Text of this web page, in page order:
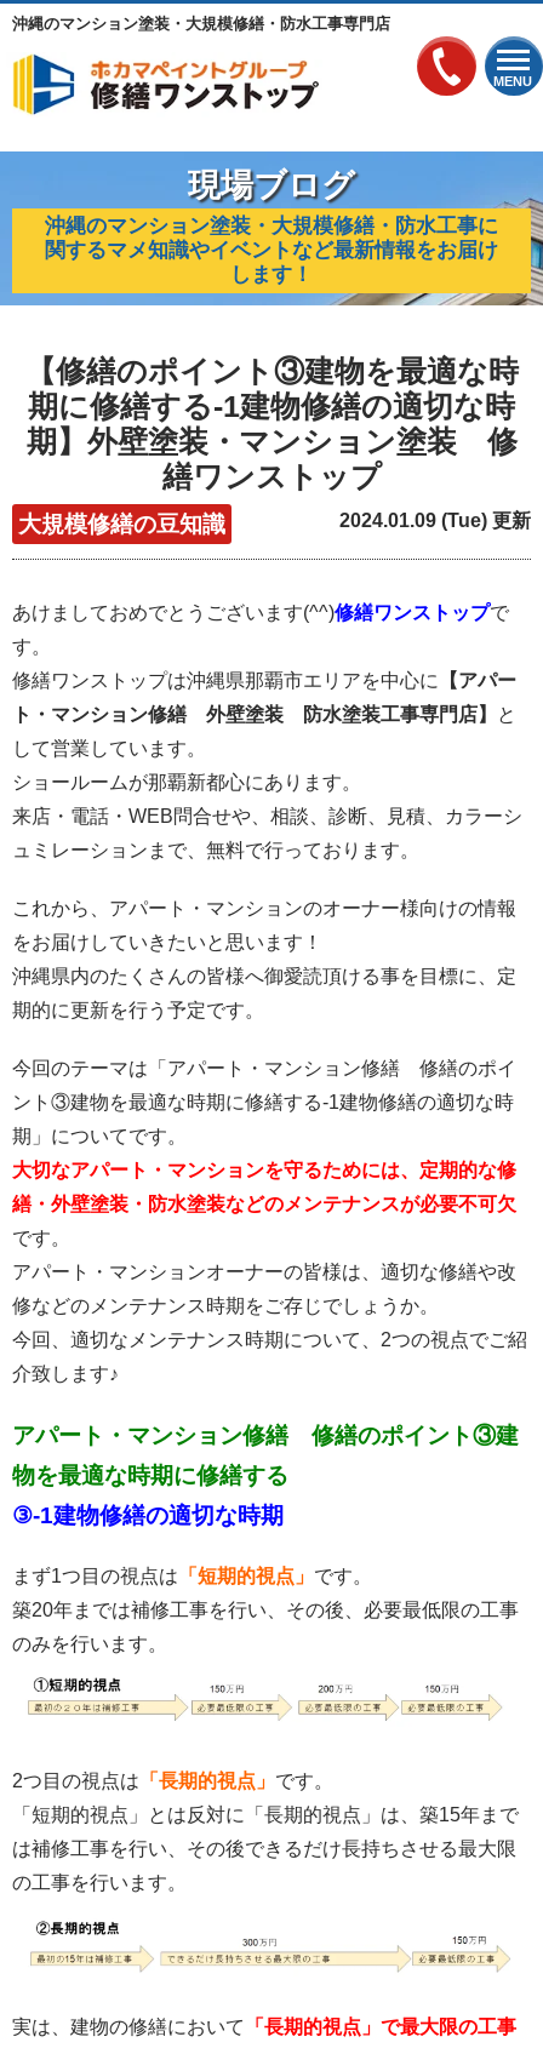
MENU
沖縄のマンション塗装・大規模修繕・防水工事専門店
現場ブログ
沖縄のマンション塗装・大規模修繕・防水工事に
関するマメ知識やイベントなど最新情報をお届け
します！
【修繕のポイント③建物を最適な時
期に修繕する-1建物修繕の適切な時
期】外壁塗装・マンション塗装 修
繕ワンストップ
大規模修繕の豆知識 2024.01.09 (Tue) 更新
あけましておめでとうございます(^^)修繕ワンストップで
す。
修繕ワンストップは沖縄県那覇市エリアを中心に 【アパー
ト・マンション修繕 外壁塗装 防水塗装工事専門店】
と
して営業しています。
ショールームが那覇新都心にあります。
来店・電話・WEB問合せや、相談、診断、見積、カラーシ
ュミレーションまで、無料で行っております。
これから、アパート・マンションのオーナー様向けの情報
をお届けしていきたいと思います！
沖縄県内のたくさんの皆様へ御愛読頂ける事を目標に、定
期的に更新を行う予定です。
今回のテーマは「アパート・マンション修繕 修繕のポイ
ント③建物を最適な時期に修繕する-1建物修繕の適切な時
期」についてです。
大切なアパート・マンションを守るためには、定期的な修
繕・外壁塗装・防水塗装などのメンテナンスが必要不可欠
です。
アパート・マンションオーナーの皆様は、適切な修繕や改
修などのメンテナンス時期をご存じでしょうか。
今回、適切なメンテナンス時期について、2つの視点でご紹
介致します♪
アパート・マンション修繕 修繕のポイント③建
物を最適な時期に修繕する
③-1建物修繕の適切な時期
まず1つ目の視点は 「短期的視点」 です。
築20年までは補修工事を行い、その後、必要最低限の工事
のみを行います。
2つ目の視点は 「長期的視点」 です。
「短期的視点」とは反対に「長期的視点」は、築15年まで
は補修工事を行い、その後できるだけ長持ちさせる最大限
の工事を行います。
実は、建物の修繕において
「長期的視点」で最大限の工事